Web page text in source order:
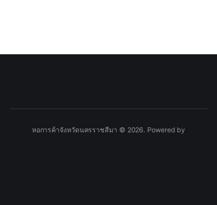
หอการค้าจังหวัดนครราชสีมา © 2026. Powered by